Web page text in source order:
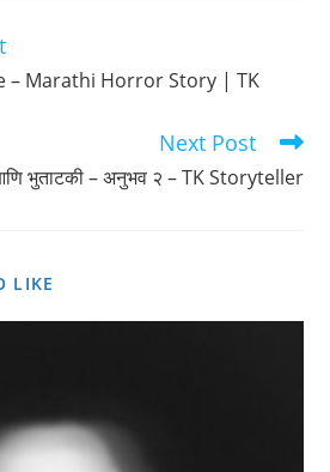
– Marathi Horror Story | TK
Next Post
भुताटकी – अनुभव २ – TK Storyteller
LIKE